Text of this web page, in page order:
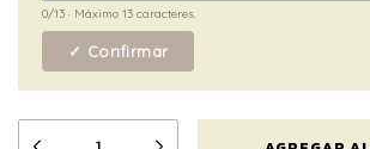
0/13 · Máximo 13 caracteres.
✓ Confirmar